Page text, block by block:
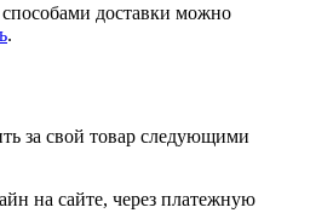
способами доставки можно
.
за свой товар следующими
на сайте, через платежную